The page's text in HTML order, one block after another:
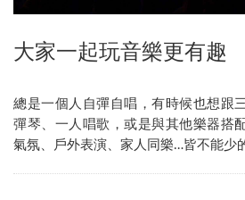
大家一起玩音樂更有趣
總是一個人自彈自唱，有時候也想跟
彈琴、一人唱歌，或是與其他樂器搭
氣氛、戶外表演、家人同樂…皆不能少